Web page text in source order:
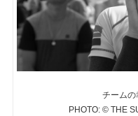
チームの
PHOTO: © THE